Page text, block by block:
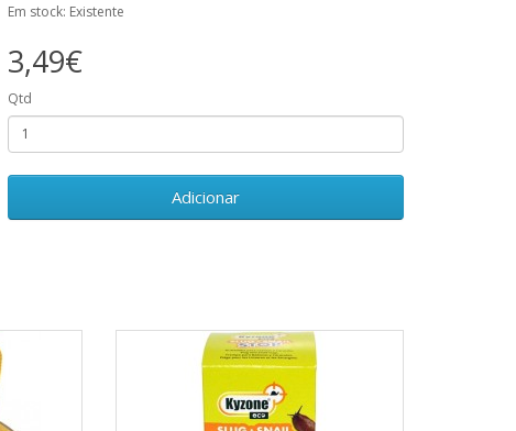
Em stock: Existente
3,49€
Qtd
Adicionar